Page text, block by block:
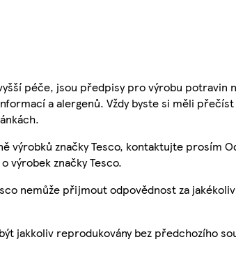
péče, jsou předpisy pro výrobu potravin
a alergenů. Vždy byste si měli
výrobků značky Tesco, kontaktujte prosím
výrobek značky Tesco.
nemůže přijmout odpovědnost za
jakkoliv reprodukovány bez předchozího